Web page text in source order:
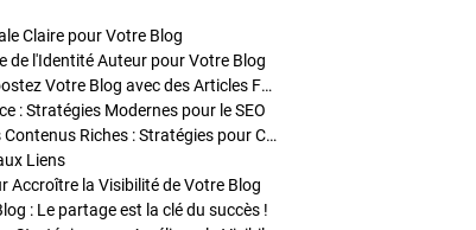
Claire pour Votre Blog
de l'Identité Auteur pour Votre Blog
Stratégies de Publication : Boostez Votre Blog avec des Articles Fréquents et Exclusifs
: Stratégies Modernes pour le SEO
Enrichir Vos Articles avec des Contenus Riches : Stratégies pour Captiver et Optimiser
Liens
Accroître la Visibilité de Votre Blog
: Le partage est la clé du succès !